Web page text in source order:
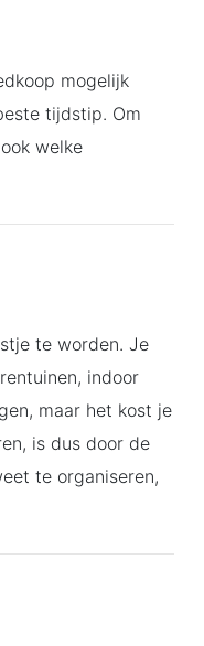
mogelijk
tijdstip. Om
welke
te worden. Je
indoor
maar het kost je
is dus door de
te organiseren,